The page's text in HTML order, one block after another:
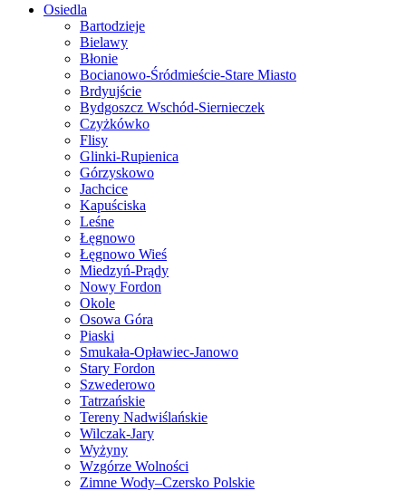
Osiedla
Bartodzieje
Bielawy
Błonie
Bocianowo-Śródmieście-Stare Miasto
Brdyujście
Bydgoszcz Wschód-Siernieczek
Czyżkówko
Flisy
Glinki-Rupienica
Górzyskowo
Jachcice
Kapuściska
Leśne
Łęgnowo
Łęgnowo Wieś
Miedzyń-Prądy
Nowy Fordon
Okole
Osowa Góra
Piaski
Smukała-Opławiec-Janowo
Stary Fordon
Szwederowo
Tatrzańskie
Tereny Nadwiślańskie
Wilczak-Jary
Wyżyny
Wzgórze Wolności
Zimne Wody–Czersko Polskie